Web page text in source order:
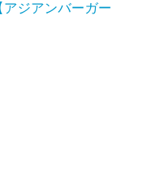
ジアンバーガー